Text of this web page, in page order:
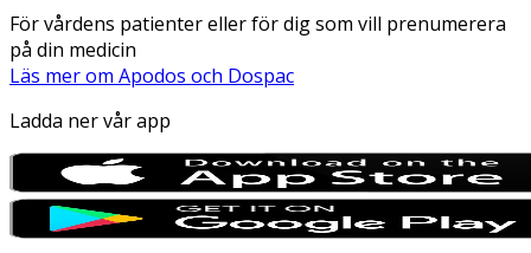
För vårdens patienter eller för dig som vill prenumerera
på din medicin
Läs mer om Apodos och Dospac
Ladda ner vår app